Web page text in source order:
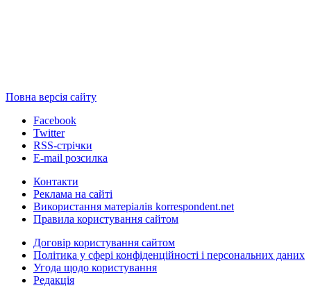
Повна версія сайту
Facebook
Twitter
RSS-стрічки
E-mail розсилка
Контакти
Реклама на сайті
Використання матеріалів korrespondent.net
Правила користування сайтом
Договір користування сайтом
Політика у сфері конфіденційності і персональних даних
Угода щодо користування
Редакція